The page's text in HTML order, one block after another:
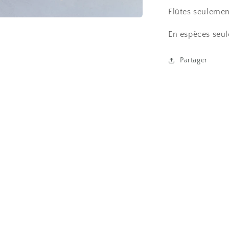
Flûtes
En espèces
Partager